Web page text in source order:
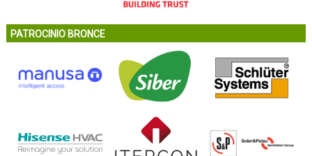
PATROCINIO BRONCE